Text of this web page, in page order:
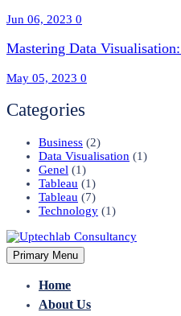
Jun 06, 2023 0
Mastering Data
May 05, 2023 0
Categories
Business (2)
Data Visualisation (1)
Genel (1)
Tableau (1)
Tableau (7)
Technology (1)
Primary Menu
Home
About Us